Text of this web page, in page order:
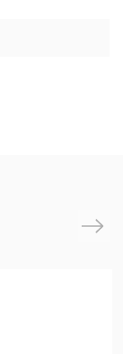
Next